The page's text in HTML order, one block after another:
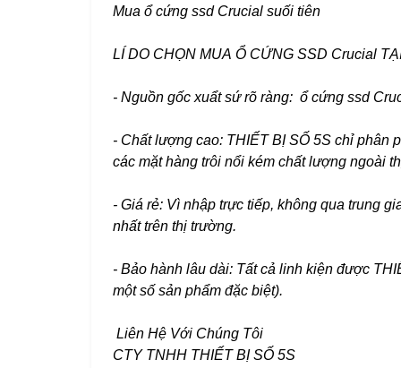
Mua ổ cứng ssd Crucial suối tiên
LÍ DO CHỌN MUA Ổ CỨNG SSD Crucial
- Nguồn gốc xuẩt sứ rõ ràng: ổ cứng ssd
- Chất lượng cao: THIẾT BỊ SỐ 5S chỉ phân
các mặt hàng trôi nổi kém chất lượng ngoài
- Giá rẻ: Vì nhập trực tiếp, không qua trung
nhất trên thị trường.
- Bảo hành lâu dài: Tất cả linh kiện được
một số sản phẩm đặc biệt).
Liên Hệ Với Chúng Tôi
CTY TNHH THIẾT BỊ SỐ 5S